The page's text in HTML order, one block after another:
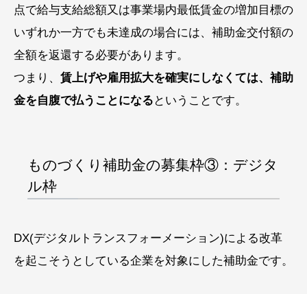
点で給与支給総額又は事業場内最低賃金の増加目標の
いずれか一方でも未達成の場合には、補助金交付額の
全額を返還する必要があります。
つまり、 賃上げや雇用拡大を確実にしなくては、補助
金を自腹で払うことになる ということです。
ものづくり補助金の募集枠③：デジタ
ル枠
DX(デジタルトランスフォーメーション)による改革
を起こそうとしている企業を対象にした補助金です。